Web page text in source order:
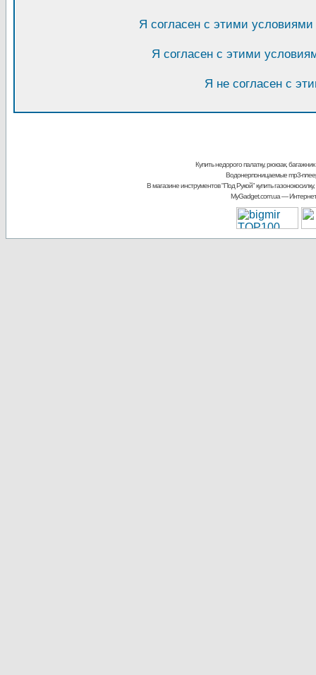
Я согласен с этими
Я согласен с этими
Я не согласен с
Купить недорого палатку, рюкзак, багажник
Водонерпоницаемые mp3-
В магазине инструментов "Под Рукой"купить
MyGadget.com.ua—